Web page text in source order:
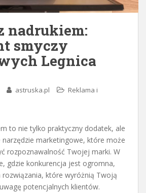
nadrukiem:
smyczy
Legnica
astruska.pl
Reklama i
to nie tylko praktyczny dodatek, ale
narzędzie marketingowe, które może
rozpoznawalność Twojej marki. W
gdzie konkurencja jest ogromna,
które wyróżnią Twoją
potencjalnych klientów.